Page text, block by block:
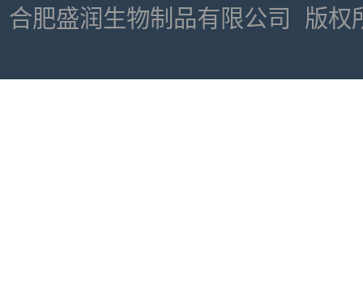
合肥盛润生物制品有限公司 版权